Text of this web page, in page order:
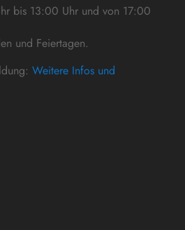
bis 13:00 Uhr und von 17:00
und Feiertagen.
Weitere Infos und